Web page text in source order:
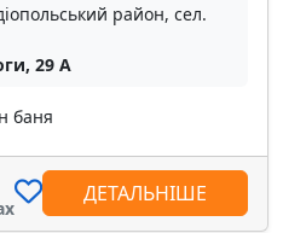
район, сел.
29 А
баня
ДЕТАЛЬНІШЕ